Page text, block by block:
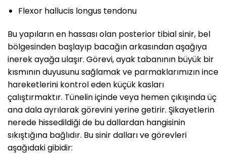
Flexor hallucis longus tendonu
Bu yapıların en hassası olan posterior tibial sinir, bel
bölgesinden başlayıp bacağın arkasından aşağıya
inerek ayağa ulaşır. Görevi, ayak tabanının büyük bir
kısmının duyusunu sağlamak ve parmaklarımızın ince
hareketlerini kontrol eden küçük kasları
çalıştırmaktır. Tünelin içinde veya hemen çıkışında üç
ana dala ayrılarak görevini yerine getirir. Şikayetlerin
nerede hissedildiği de bu dallardan hangisinin
sıkıştığına bağlıdır. Bu sinir dalları ve görevleri
aşağıdaki gibidir: